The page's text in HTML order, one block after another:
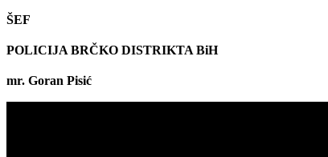
ŠEF
POLICIJA BRČKO DISTRIKTA BiH
mr. Goran Pisić